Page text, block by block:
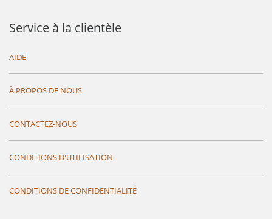
Service à la clientèle
AIDE
À PROPOS DE NOUS
CONTACTEZ-NOUS
CONDITIONS D'UTILISATION
CONDITIONS DE CONFIDENTIALITÉ